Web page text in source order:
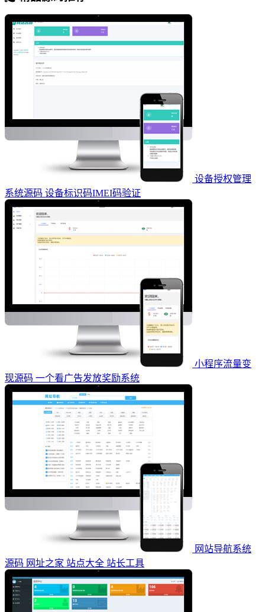
设备授权管理
系统源码 设备标识码IMEI码验证
小程序流量变
现源码 一个看广告发放奖励系统
网站导航系统
源码 网址之家 站点大全 站长工具